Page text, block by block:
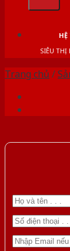
SIÊU THỊ
Trang chủ /